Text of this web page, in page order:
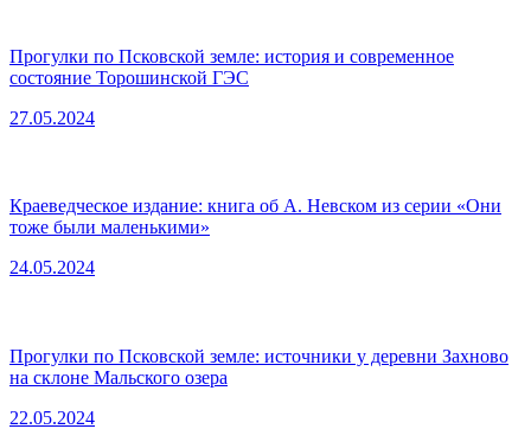
Прогулки по Псковской земле: история и современное
состояние Торошинской ГЭС
27.05.2024
Краеведческое издание: книга об А. Невском из серии «Они
тоже были маленькими»
24.05.2024
Прогулки по Псковской земле: источники у деревни Захново
на склоне Мальского озера
22.05.2024